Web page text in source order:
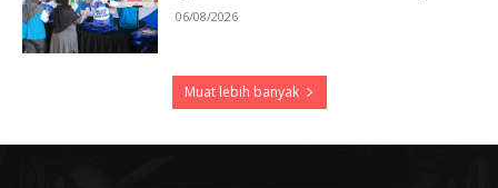
06/08/2026
Muat lebih banyak